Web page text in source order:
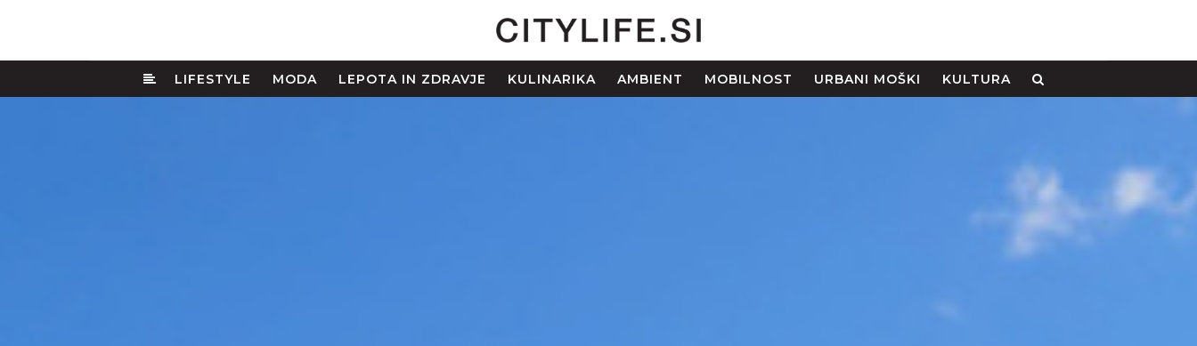
LIFESTYLE MODA LEPOTA IN ZDRAVJE KULINARIKA AMBIENT MOBILNOST URBANI MOŠKI KULTURA